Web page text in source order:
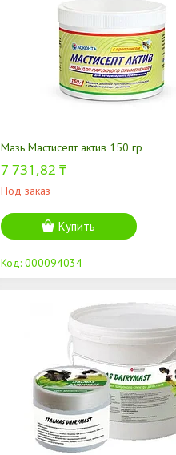
Мазь Мастисепт актив 150 гр
7 731,82 ₸
Под заказ
Купить
000094034